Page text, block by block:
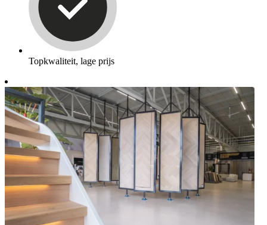
Topkwaliteit, lage prijs